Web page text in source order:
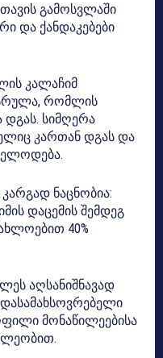
თავის გამოსვლაში
და ქანდაკებები
კალაჩიმ
რომლის
დგას. სიმღერა
კართან დგას და
ელოდება.
ნაცნობია:
დაცემის შემდეგ
40%
აღსანიშნავად
დასამახსოვრებელი
მონაწილეებისა